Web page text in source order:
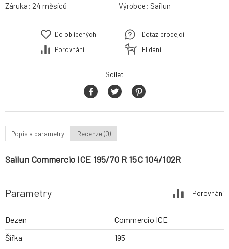
Záruka: 24 měsíců Výrobce: Sailun
Do oblíbených
Porovnání
Dotaz prodejci
Hlídání
Sdílet
Popis a parametry Recenze (0)
Sailun Commercio ICE 195/70 R 15C 104/102R
Parametry Porovnání
Dezen
Commercio ICE
Šířka
195